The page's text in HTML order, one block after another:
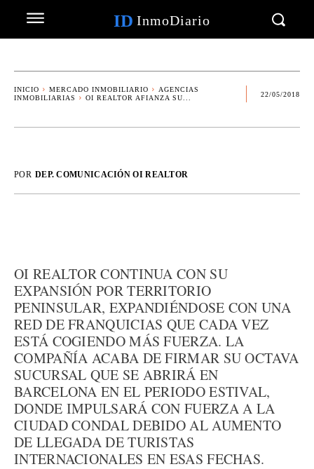
ID InmoDiario
INICIO MERCADO INMOBILIARIO
AGENCIAS
INMOBILIARIAS
OI REALTOR AFIANZA SU...
22/05/2018
POR DEP. COMUNICACIÓN OI REALTOR
OI REALTOR CONTINUA CON SU
EXPANSIÓN POR TERRITORIO
PENINSULAR, EXPANDIÉNDOSE CON UNA
RED DE FRANQUICIAS QUE CADA VEZ
ESTÁ COGIENDO MÁS FUERZA. LA
COMPAÑÍA ACABA DE FIRMAR SU OCTAVA
SUCURSAL QUE SE ABRIRÁ EN
BARCELONA EN EL PERIODO ESTIVAL,
DONDE IMPULSARÁ CON FUERZA A LA
CIUDAD CONDAL DEBIDO AL AUMENTO
DE LLEGADA DE TURISTAS
INTERNACIONALES EN ESAS FECHAS.